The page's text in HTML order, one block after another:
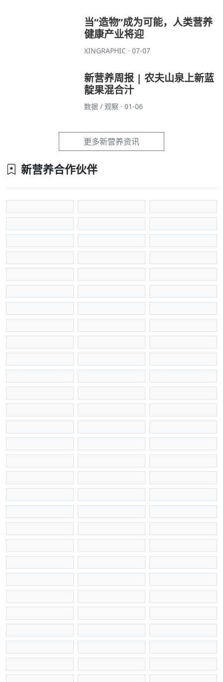
当“造物”成为可能，人类营养
健康产业将迎
XINGRAPHIC · 07-07
新营养周报 | 农夫山泉上新蓝
靛果混合汁
数据 / 观察 · 01-06
更多新营养资讯
新营养合作伙伴